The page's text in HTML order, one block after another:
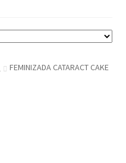
FEMINIZADA CATARACT CAKE